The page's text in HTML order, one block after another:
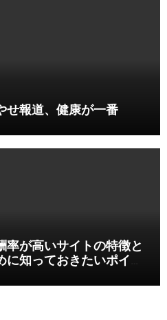
せ報道、健康が一番
率が高いサイトの特徴と
知っておきたいポイン